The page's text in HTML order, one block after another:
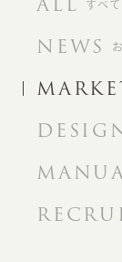
すべて
NEWS